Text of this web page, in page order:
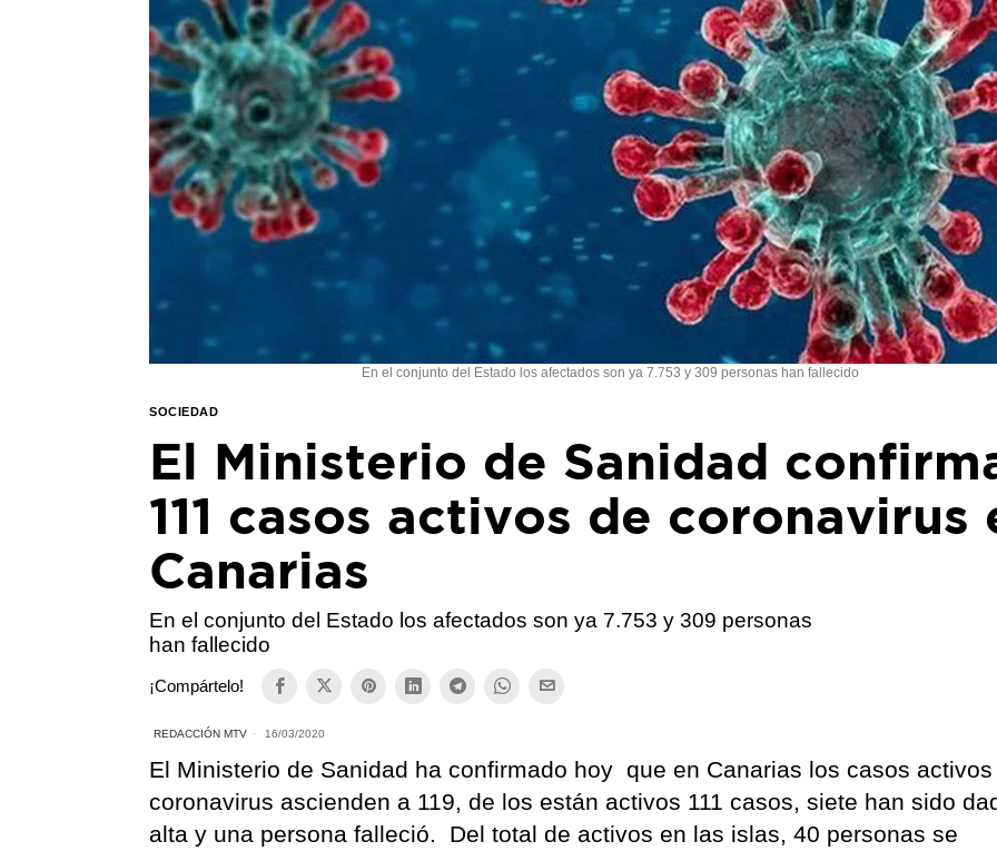
En el conjunto del Estado los afectados son ya 7.753 y 309 personas han fallecido
SOCIEDAD
El Ministerio de Sanidad
111 casos activos de coronavirus
Canarias
En el conjunto del Estado los afectados son ya 7.753 y 309 personas
han fallecido
¡Compártelo!
REDACCIÓN MTV 16/03/2020
El Ministerio de Sanidad ha confirmado hoy que en Canarias los casos
coronavirus ascienden a 119, de los están activos 111 casos, siete han sido
alta y una persona falleció. Del total de activos en las islas, 40 personas se